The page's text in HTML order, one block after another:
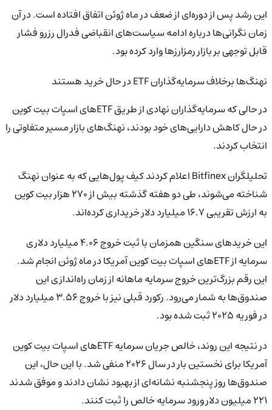
این رشد پس از دوره‌ای از ضعف در ماه ژوئن اتفاق افتاده است. در آن
زمان نگرانی‌ها درباره ادامه سیاست‌های انقباضی فدرال رزرو فشار
قابل توجهی بر بازار رمزارزها وارد کرده بود.
نهنگ‌ها برخلاف سرمایه‌گذاران ETF در حال خرید هستند
در حالی که سرمایه‌گذاران نهادی از طریق ETFهای اسپات بیت کوین
در حال کاهش دارایی‌های خود بودند، نهنگ‌های بازار مسیر متفاوتی را
انتخاب کردند.
تحلیلگران Bitfinex اعلام کردند کیف پول‌هایی که به عنوان نهنگ
شناخته می‌شوند، طی دو هفته گذشته بیش از ۲۷۰ هزار بیت کوین
به ارزش تقریبی ۱۶.۷ میلیارد دلار خریداری کرده‌اند.
این خریدهای سنگین همزمان با ثبت خروج ۴.۰۶ میلیارد دلاری
سرمایه از ETFهای اسپات بیت کوین آمریکا در ماه ژوئن انجام شد.
این رقم بزرگ‌ترین خروج سرمایه ماهانه از زمان راه‌اندازی این
صندوق‌ها به شمار می‌رود. رکورد قبلی نیز با خروج ۳.۵۶ میلیارد دلار
در فوریه ۲۰۲۵ ثبت شده بود.
در نتیجه این روند، خالص جریان سرمایه ETFهای اسپات بیت کوین
آمریکا برای نخستین بار در سال ۲۰۲۶ منفی شد. با این حال، این
صندوق‌ها روز پنجشنبه نشانه‌ای از بهبود نشان دادند و موفق شدند
۲۲۱ میلیون دلار ورود سرمایه خالص را ثبت کنند.